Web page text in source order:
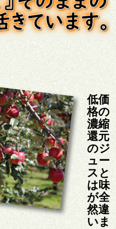
低価
格の
濃縮
還元
のジ
ュー
スと
は味
が全
然違
いま